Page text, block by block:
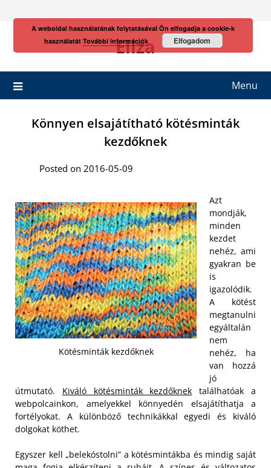
Eliza
Menu
Könnyen elsajátítható kötésminták
kezdőknek
Posted on 2016-05-09
Kötésminták kezdőknek
Azt
mondják,
minden
kezdet
nehéz, ami
gyakran be
is
igazolódik.
A kötést
megtanulni
egyáltalán
nem
nehéz, ha
van hozzá
jó
útmutató. Kiváló kötésminták kezdőknek találhatóak a
webpolcainkon, amelyekkel könnyedén elsajátíthatja a
fortélyokat. A különböző technikákkal egyedi és kiváló
dolgokat köthet.
Egyszer kell „belekóstolni” a kötésmintákba és mindig saját
A weboldal használatának folytatásával Ön elfogadja a cookie-k
használatát További információk Elfogadom